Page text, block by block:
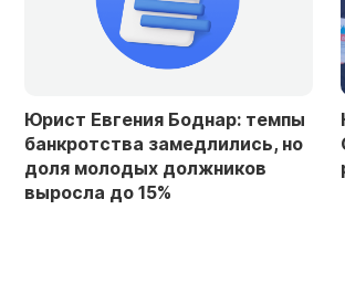
Юрист Евгения Боднар: темпы
банкротства замедлились, но
доля молодых должников
выросла до 15%